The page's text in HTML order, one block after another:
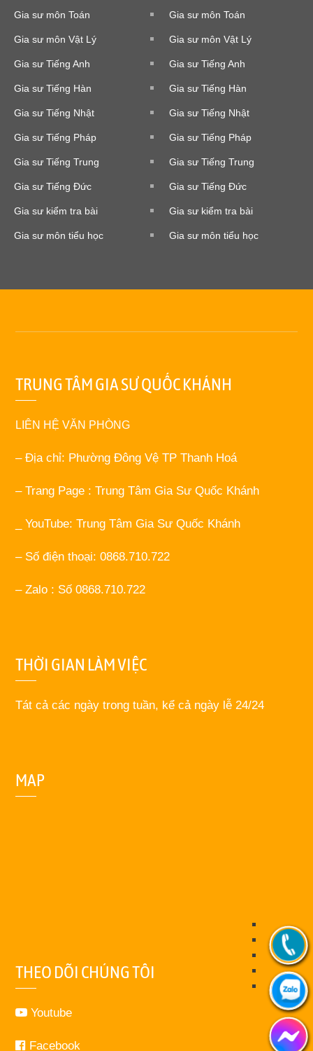
Gia sư môn Toán Gia sư môn Toán
Gia sư môn Vật Lý Gia sư môn Vật Lý
Gia sư Tiếng Anh Gia sư Tiếng Anh
Gia sư Tiếng Hàn Gia sư Tiếng Hàn
Gia sư Tiếng Nhật Gia sư Tiếng Nhật
Gia sư Tiếng Pháp Gia sư Tiếng Pháp
Gia sư Tiếng Trung Gia sư Tiếng Trung
Gia sư Tiếng Đức Gia sư Tiếng Đức
Gia sư kiểm tra bài Gia sư kiểm tra bài
Gia sư môn tiểu học Gia sư môn tiểu học
TRUNG TÂM GIA SƯ QUỐC KHÁNH
LIÊN HỆ VĂN PHÒNG
– Địa chỉ: Phường Đông Vệ TP Thanh Hoá
– Trang Page : Trung Tâm Gia Sư Quốc Khánh
_ YouTube: Trung Tâm Gia Sư Quốc Khánh
– Số điện thoại: 0868.710.722
– Zalo : Số 0868.710.722
THỜI GIAN LÀM VIỆC
Tát cả các ngày trong tuần, kể cả ngày lễ 24/24
MAP
THEO DÕI CHÚNG TÔI
Youtube
Facebook